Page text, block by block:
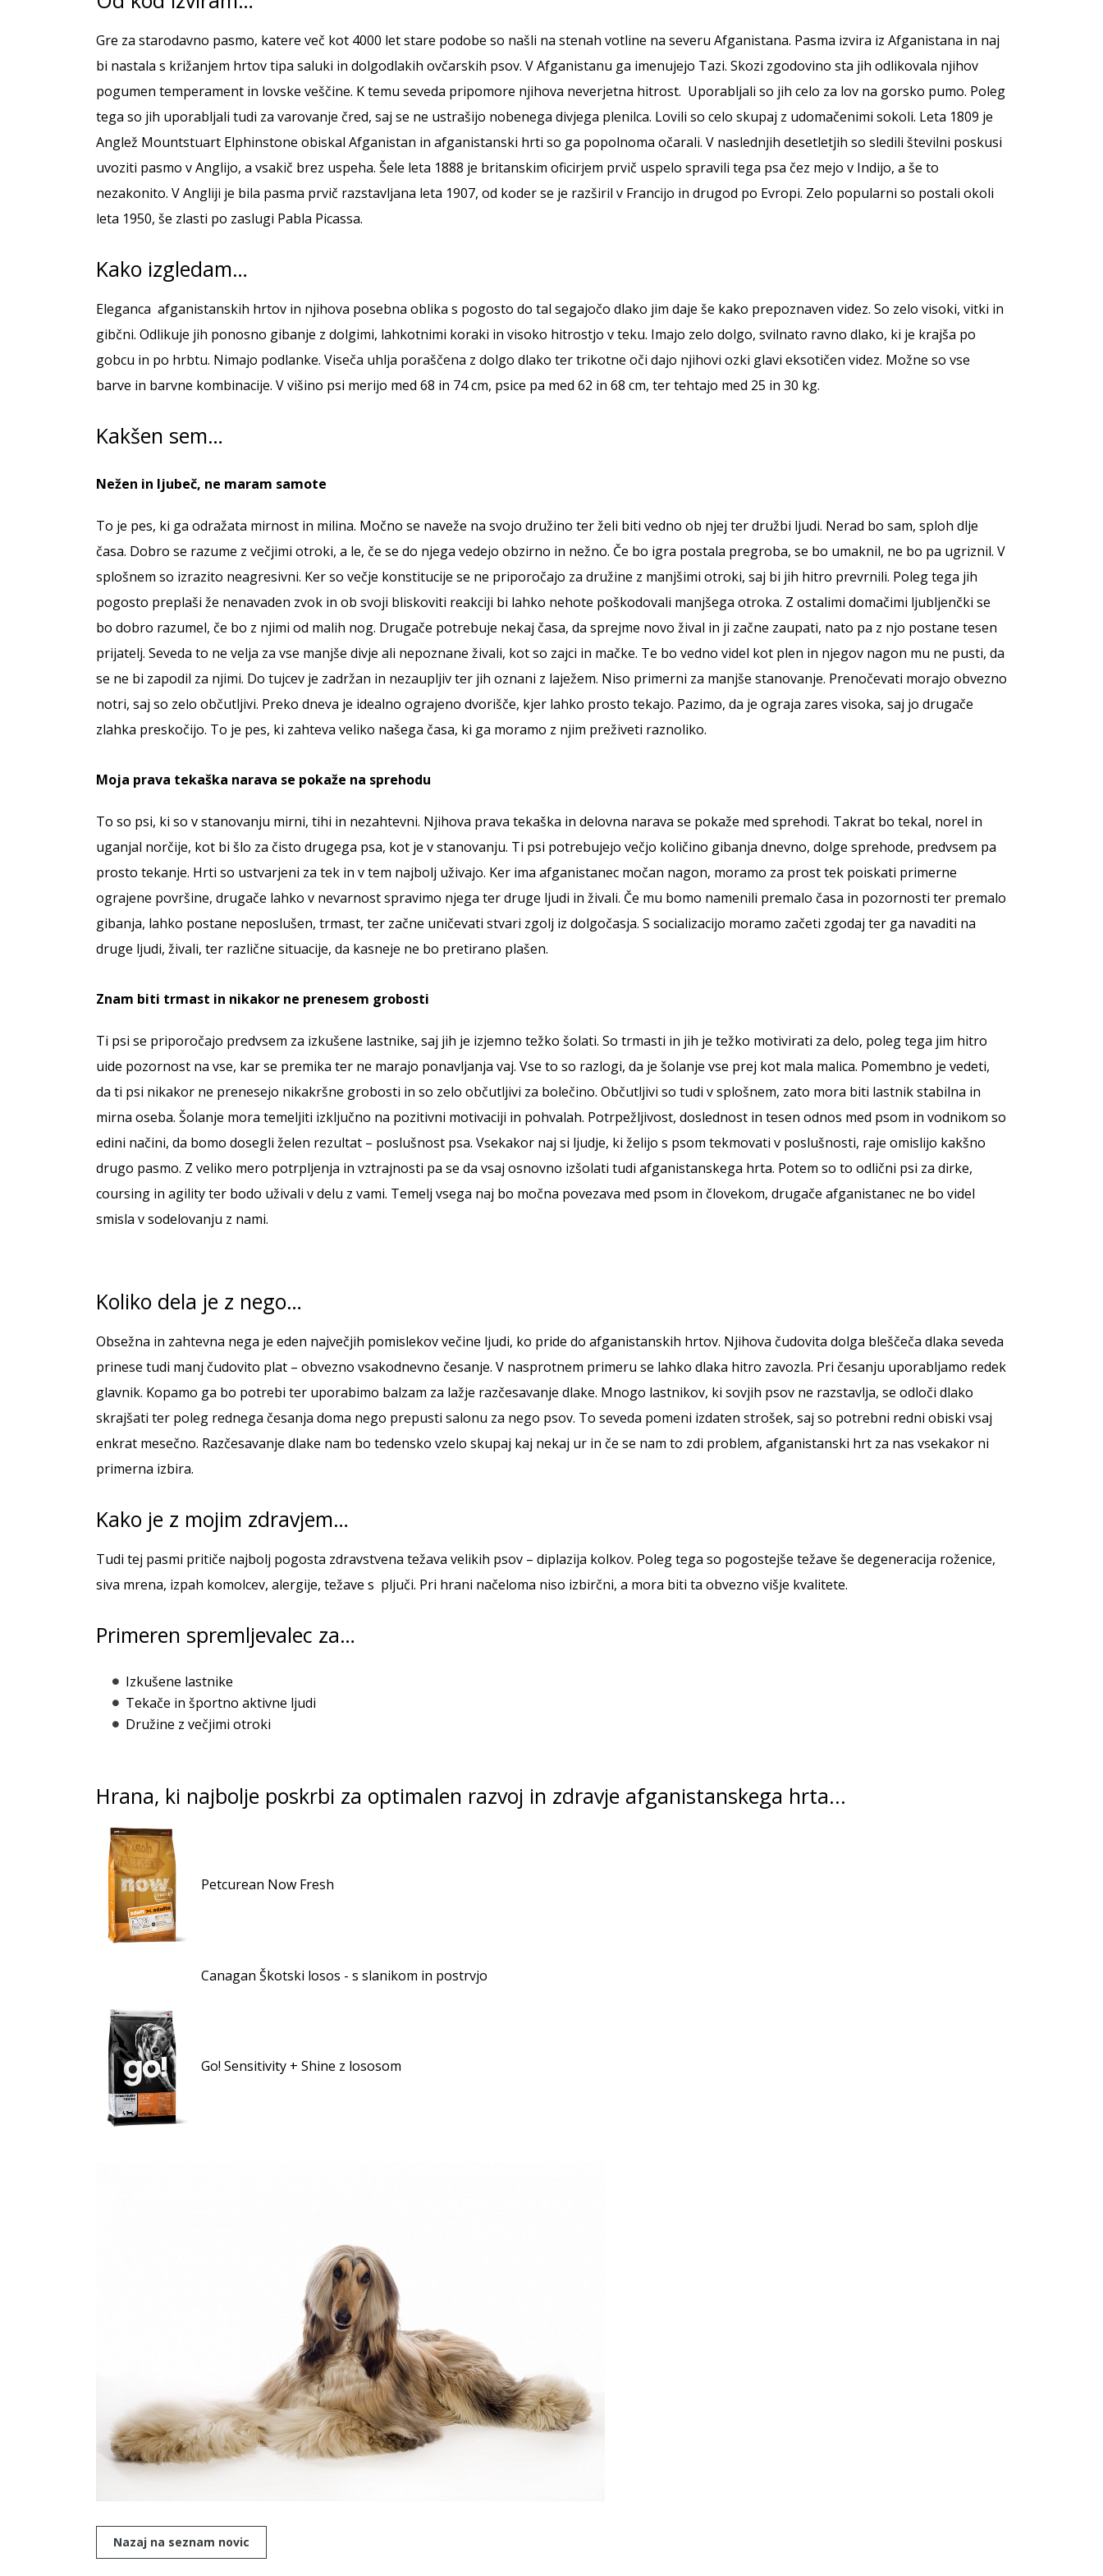
Oprtnice
Posode
Trening in učenje
Potovanje in počitnice
Oprema za mladiče
Oblačila
Odsevni in utripajoči izdelki
Igrače za vleko
Interaktivne igrače
Kozmetika
Vrečke za pobiranje
iztrebkov
Praskalna drevesa
Stranišča in posipi
Gre za starodavno pasmo, katere več kot 4000 let stare podobe so našli na stenah votline na severu Afganistana. Pasma izvira iz Afganistana in naj
bi nastala s križanjem hrtov tipa saluki in dolgodlakih ovčarskih psov. V Afganistanu ga imenujejo Tazi. Skozi zgodovino sta jih odlikovala njihov
pogumen temperament in lovske veščine. K temu seveda pripomore njihova neverjetna hitrost. Uporabljali so jih celo za lov na gorsko pumo. Poleg
tega so jih uporabljali tudi za varovanje čred, saj se ne ustrašijo nobenega divjega plenilca. Lovili so celo skupaj z udomačenimi sokoli. Leta 1809 je
Anglež Mountstuart Elphinstone obiskal Afganistan in afganistanski hrti so ga popolnoma očarali. V naslednjih desetletjih so sledili številni poskusi
uvoziti pasmo v Anglijo, a vsakič brez uspeha. Šele leta 1888 je britanskim oficirjem prvič uspelo spravili tega psa čez mejo v Indijo, a še to
nezakonito. V Angliji je bila pasma prvič razstavljana leta 1907, od koder se je razširil v Francijo in drugod po Evropi. Zelo popularni so postali okoli
leta 1950, še zlasti po zaslugi Pabla Picassa.
Kako izgledam…
Eleganca afganistanskih hrtov in njihova posebna oblika s pogosto do tal segajočo dlako jim daje še kako prepoznaven videz. So zelo visoki, vitki in
gibčni. Odlikuje jih ponosno gibanje z dolgimi, lahkotnimi koraki in visoko hitrostjo v teku. Imajo zelo dolgo, svilnato ravno dlako, ki je krajša po
gobcu in po hrbtu. Nimajo podlanke. Viseča uhlja poraščena z dolgo dlako ter trikotne oči dajo njihovi ozki glavi eksotičen videz. Možne so vse
barve in barvne kombinacije. V višino psi merijo med 68 in 74 cm, psice pa med 62 in 68 cm, ter tehtajo med 25 in 30 kg.
Kakšen sem…
Nežen in ljubeč, ne maram samote
To je pes, ki ga odražata mirnost in milina. Močno se naveže na svojo družino ter želi biti vedno ob njej ter družbi ljudi. Nerad bo sam, sploh dlje
časa. Dobro se razume z večjimi otroki, a le, če se do njega vedejo obzirno in nežno. Če bo igra postala pregroba, se bo umaknil, ne bo pa ugriznil. V
splošnem so izrazito neagresivni. Ker so večje konstitucije se ne priporočajo za družine z manjšimi otroki, saj bi jih hitro prevrnili. Poleg tega jih
pogosto preplaši že nenavaden zvok in ob svoji bliskoviti reakciji bi lahko nehote poškodovali manjšega otroka. Z ostalimi domačimi ljubljenčki se
bo dobro razumel, če bo z njimi od malih nog. Drugače potrebuje nekaj časa, da sprejme novo žival in ji začne zaupati, nato pa z njo postane tesen
prijatelj. Seveda to ne velja za vse manjše divje ali nepoznane živali, kot so zajci in mačke. Te bo vedno videl kot plen in njegov nagon mu ne pusti, da
se ne bi zapodil za njimi. Do tujcev je zadržan in nezaupljiv ter jih oznani z laježem. Niso primerni za manjše stanovanje. Prenočevati morajo obvezno
notri, saj so zelo občutljivi. Preko dneva je idealno ograjeno dvorišče, kjer lahko prosto tekajo. Pazimo, da je ograja zares visoka, saj jo drugače
zlahka preskočijo. To je pes, ki zahteva veliko našega časa, ki ga moramo z njim preživeti raznoliko.
Moja prava tekaška narava se pokaže na sprehodu
To so psi, ki so v stanovanju mirni, tihi in nezahtevni. Njihova prava tekaška in delovna narava se pokaže med sprehodi. Takrat bo tekal, norel in
uganjal norčije, kot bi šlo za čisto drugega psa, kot je v stanovanju. Ti psi potrebujejo večjo količino gibanja dnevno, dolge sprehode, predvsem pa
prosto tekanje. Hrti so ustvarjeni za tek in v tem najbolj uživajo. Ker ima afganistanec močan nagon, moramo za prost tek poiskati primerne
ograjene površine, drugače lahko v nevarnost spravimo njega ter druge ljudi in živali. Če mu bomo namenili premalo časa in pozornosti ter premalo
gibanja, lahko postane neposlušen, trmast, ter začne uničevati stvari zgolj iz dolgočasja. S socializacijo moramo začeti zgodaj ter ga navaditi na
druge ljudi, živali, ter različne situacije, da kasneje ne bo pretirano plašen.
Znam biti trmast in nikakor ne prenesem grobosti
Ti psi se priporočajo predvsem za izkušene lastnike, saj jih je izjemno težko šolati. So trmasti in jih je težko motivirati za delo, poleg tega jim hitro
uide pozornost na vse, kar se premika ter ne marajo ponavljanja vaj. Vse to so razlogi, da je šolanje vse prej kot mala malica. Pomembno je vedeti,
da ti psi nikakor ne prenesejo nikakršne grobosti in so zelo občutljivi za bolečino. Občutljivi so tudi v splošnem, zato mora biti lastnik stabilna in
mirna oseba. Šolanje mora temeljiti izključno na pozitivni motivaciji in pohvalah. Potrpežljivost, doslednost in tesen odnos med psom in vodnikom so
edini načini, da bomo dosegli želen rezultat – poslušnost psa. Vsekakor naj si ljudje, ki želijo s psom tekmovati v poslušnosti, raje omislijo kakšno
drugo pasmo. Z veliko mero potrpljenja in vztrajnosti pa se da vsaj osnovno izšolati tudi afganistanskega hrta. Potem so to odlični psi za dirke,
coursing in agility ter bodo uživali v delu z vami. Temelj vsega naj bo močna povezava med psom in človekom, drugače afganistanec ne bo videl
smisla v sodelovanju z nami.
Koliko dela je z nego…
Obsežna in zahtevna nega je eden največjih pomislekov večine ljudi, ko pride do afganistanskih hrtov. Njihova čudovita dolga bleščeča dlaka seveda
prinese tudi manj čudovito plat – obvezno vsakodnevno česanje. V nasprotnem primeru se lahko dlaka hitro zavozla. Pri česanju uporabljamo redek
glavnik. Kopamo ga bo potrebi ter uporabimo balzam za lažje razčesavanje dlake. Mnogo lastnikov, ki sovjih psov ne razstavlja, se odloči dlako
skrajšati ter poleg rednega česanja doma nego prepusti salonu za nego psov. To seveda pomeni izdaten strošek, saj so potrebni redni obiski vsaj
enkrat mesečno. Razčesavanje dlake nam bo tedensko vzelo skupaj kaj nekaj ur in če se nam to zdi problem, afganistanski hrt za nas vsekakor ni
primerna izbira.
Kako je z mojim zdravjem…
Tudi tej pasmi pritiče najbolj pogosta zdravstvena težava velikih psov – diplazija kolkov. Poleg tega so pogostejše težave še degeneracija roženice,
siva mrena, izpah komolcev, alergije, težave s pljuči. Pri hrani načeloma niso izbirčni, a mora biti ta obvezno višje kvalitete.
Primeren spremljevalec za…
Izkušene lastnike
Tekače in športno aktivne ljudi
Družine z večjimi otroki
Hrana, ki najbolje poskrbi za optimalen razvoj in zdravje afganistanskega hrta...
Petcurean Now Fresh
Canagan Škotski losos - s slanikom in postrvjo
Go! Sensitivity + Shine z lososom
Nazaj na seznam novic